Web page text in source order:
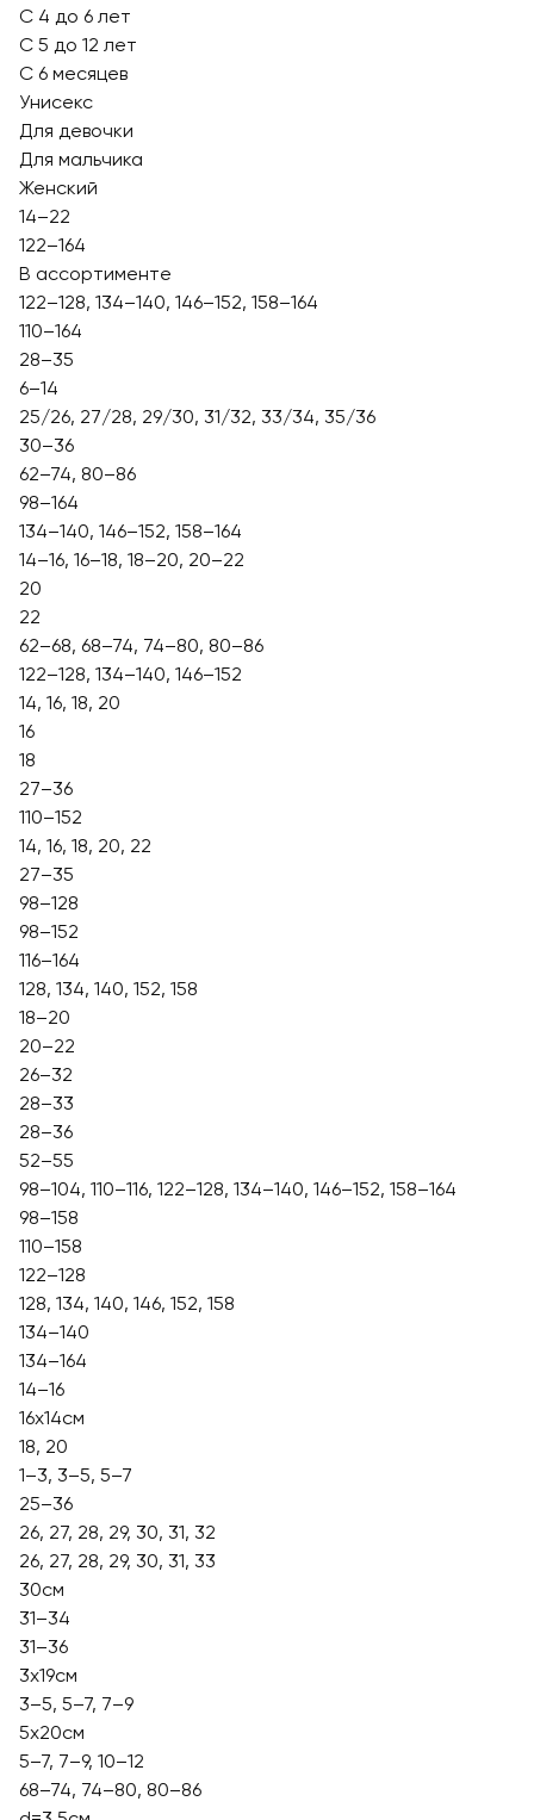
С 4 до 6 лет
С 5 до 12 лет
С 6 месяцев
Унисекс
Для девочки
Для мальчика
Женский
14–22
122–164
В ассортименте
122–128, 134–140, 146–152, 158–164
110–164
28–35
6–14
25/26, 27/28, 29/30, 31/32, 33/34, 35/36
30–36
62–74, 80–86
98–164
134–140, 146–152, 158–164
14–16, 16–18, 18–20, 20–22
20
22
62–68, 68–74, 74–80, 80–86
122–128, 134–140, 146–152
14, 16, 18, 20
16
18
27–36
110–152
14, 16, 18, 20, 22
27–35
98–128
98–152
116–164
128, 134, 140, 152, 158
18–20
20–22
26–32
28–33
28–36
52–55
98–104, 110–116, 122–128, 134–140, 146–152, 158–164
98–158
110–158
122–128
128, 134, 140, 146, 152, 158
134–140
134–164
14–16
16х14см
18, 20
1–3, 3–5, 5–7
25–36
26, 27, 28, 29, 30, 31, 32
26, 27, 28, 29, 30, 31, 33
30см
31–34
31–36
3х19см
3–5, 5–7, 7–9
5х20см
5–7, 7–9, 10–12
68–74, 74–80, 80–86